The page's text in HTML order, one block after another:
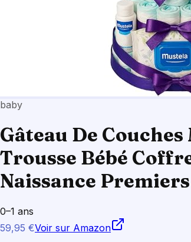
baby
Gâteau De
Trousse Bébé
Naissance
0–1 ans
59,95 €Voir sur Amazon